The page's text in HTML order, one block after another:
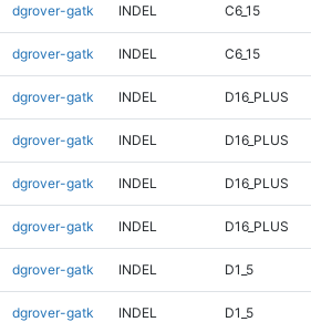
dgrover-gatk INDEL C6_15
dgrover-gatk INDEL C6_15
dgrover-gatk INDEL D16_PLUS
dgrover-gatk INDEL D16_PLUS
dgrover-gatk INDEL D16_PLUS
dgrover-gatk INDEL D16_PLUS
dgrover-gatk INDEL D1_5
dgrover-gatk INDEL D1_5